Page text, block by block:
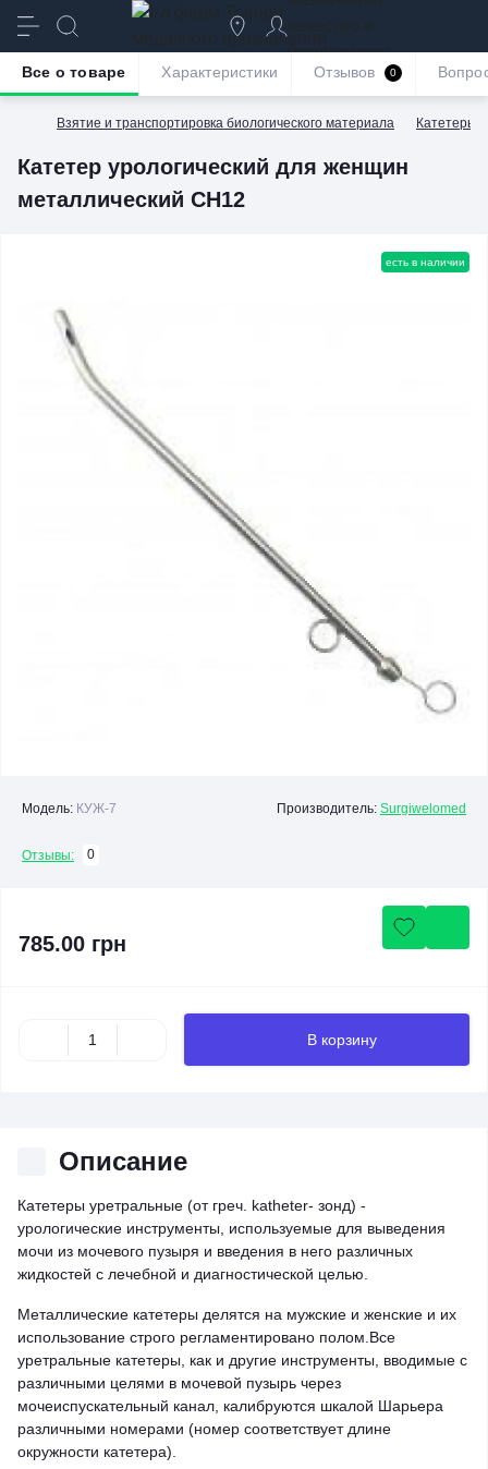
безупречное
обслуживание
Взятие и транспортировка биологического материала Катетеры
Катетер урологический для женщин
металлический СН12
Все о товаре Характеристики Отзывов 0
есть в наличии
Модель: КУЖ-7 Производитель: Surgiwelomed
Отзывы: 0
785.00 грн
В корзину
Описание
Катетеры уретральные (от греч. katheter- зонд) -
урологические инструменты, используемые для выведения
мочи из мочевого пузыря и введения в него различных
жидкостей с лечебной и диагностической целью.
Металлические катетеры делятся на мужские и женские и их
использование строго регламентировано полом.Все
уретральные катетеры, как и другие инструменты, вводимые с
различными целями в мочевой пузырь через
мочеиспускательный канал, калибруются шкалой Шарьера
различными номерами (номер соответствует длине
окружности катетера).